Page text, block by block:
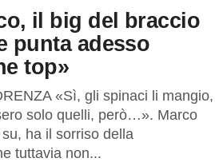
il big del braccio
punta adesso
top»
«Sì, gli spinaci li mangio,
solo quelli, però…». Marco
ha il sorriso della
tuttavia non...